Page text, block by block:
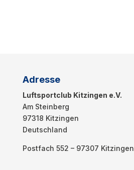
Adresse
Luftsportclub Kitzingen e.V.
Am Steinberg
97318 Kitzingen
Deutschland
Postfach 552 – 97307 Kitzingen